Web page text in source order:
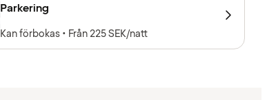
Parkering
Kan förbokas • Från 225 SEK/natt